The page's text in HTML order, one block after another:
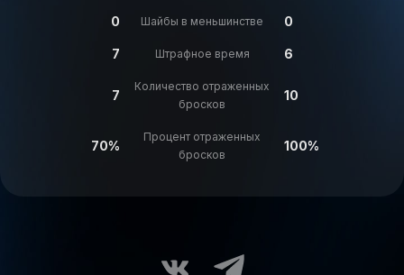
0 Шайбы в меньшинстве 0
7 Штрафное время 6
7
Количество отраженных
бросков
10
70%
Процент отраженных
бросков
100%